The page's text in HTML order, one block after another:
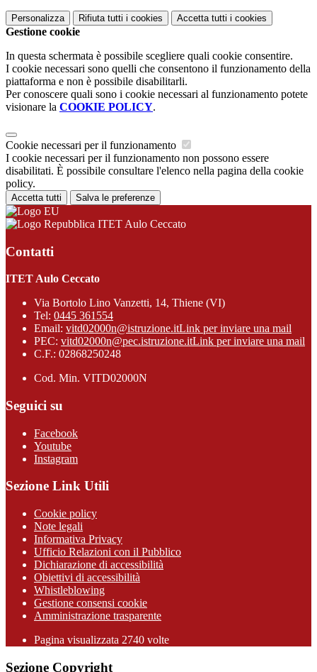
Personalizza Rifiuta tutti i cookies Accetta tutti i cookies
Gestione cookie
In questa schermata è possibile scegliere quali cookie consentire.
I cookie necessari sono quelli che consentono il funzionamento della
piattaforma e non è possibile disabilitarli.
Per conoscere quali sono i cookie necessari al funzionamento potete
visionare la COOKIE POLICY.
Cookie necessari per il funzionamento
I cookie necessari per il funzionamento non possono essere
disabilitati. È possibile consultare l'elenco nella pagina della cookie
policy.
Accetta tutti Salva le preferenze
ITET Aulo Ceccato
Contatti
ITET Aulo Ceccato
Via Bortolo Lino Vanzetti, 14, Thiene (VI)
Tel: 0445 361554
Email: vitd02000n@istruzione.itLink per inviare una mail
PEC: vitd02000n@pec.istruzione.itLink per inviare una mail
C.F.: 02868250248
Cod. Min. VITD02000N
Seguici su
Facebook
Youtube
Instagram
Sezione Link Utili
Cookie policy
Note legali
Informativa Privacy
Ufficio Relazioni con il Pubblico
Dichiarazione di accessibilità
Obiettivi di accessibilità
Whistleblowing
Gestione consensi cookie
Amministrazione trasparente
Pagina visualizzata 2740 volte
Sezione Copyright